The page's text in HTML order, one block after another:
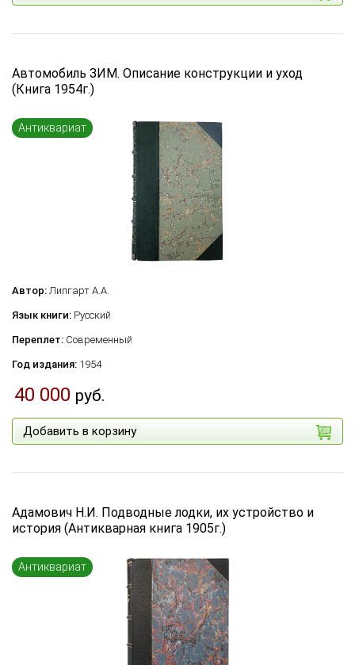
Автомобиль ЗИМ. Описание конструкции и уход
(Книга 1954г.)
Антиквариат
Автор: Липгарт А.А.
Язык книги: Русский
Переплет: Современный
Год издания: 1954
40 000 руб.
Добавить в корзину
Адамович Н.И. Подводные лодки, их устройство и
история (Антикварная книга 1905г.)
Антиквариат